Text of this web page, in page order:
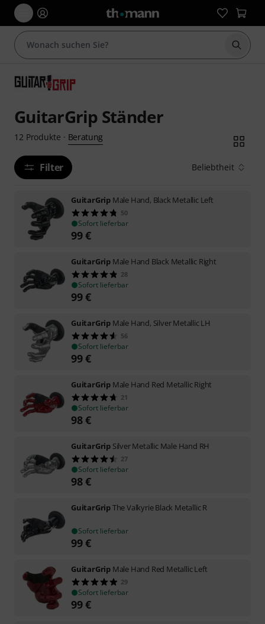
Suche
GuitarGrip Ständer
12 Produkte · Beratung
Filter Beliebtheit
GuitarGrip Male Hand, Black Metallic Left
50
Sofort lieferbar
99€
GuitarGrip Male Hand Black Metallic Right
28
Sofort lieferbar
99€
GuitarGrip Male Hand, Silver Metallic LH
56
Sofort lieferbar
99€
GuitarGrip Male Hand Red Metallic Right
21
Sofort lieferbar
98€
GuitarGrip Silver Metallic Male Hand RH
27
Sofort lieferbar
98€
GuitarGripThe Valkyrie Black Metallic R
Sofort lieferbar
99€
GuitarGrip Male Hand Red Metallic Left
29
Sofort lieferbar
99€